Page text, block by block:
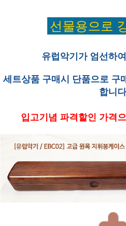
선물용으로
유럽악기가 엄선하
세트상품 구매시 단품으로 구
합니
입고기념 파격할인 가격